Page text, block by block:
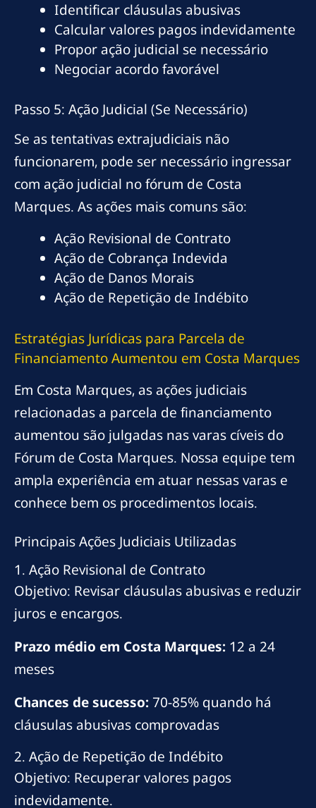
Identificar cláusulas abusivas
Calcular valores pagos indevidamente
Propor ação judicial se necessário
Negociar acordo favorável
Passo 5: Ação Judicial (Se Necessário)
Se as tentativas extrajudiciais não
funcionarem, pode ser necessário ingressar
com ação judicial no fórum de Costa
Marques. As ações mais comuns são:
Ação Revisional de Contrato
Ação de Cobrança Indevida
Ação de Danos Morais
Ação de Repetição de Indébito
Estratégias Jurídicas para Parcela de
Financiamento Aumentou em Costa Marques
Em Costa Marques, as ações judiciais
relacionadas a parcela de financiamento
aumentou são julgadas nas varas cíveis do
Fórum de Costa Marques. Nossa equipe tem
ampla experiência em atuar nessas varas e
conhece bem os procedimentos locais.
Principais Ações Judiciais Utilizadas
1. Ação Revisional de Contrato
Objetivo: Revisar cláusulas abusivas e reduzir
juros e encargos.
Prazo médio em Costa Marques: 12 a 24
meses
Chances de sucesso: 70-85% quando há
cláusulas abusivas comprovadas
2. Ação de Repetição de Indébito
Objetivo: Recuperar valores pagos
indevidamente.